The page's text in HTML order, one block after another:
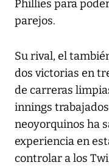
Phillies para
parejos.
Su rival, el
dos victorias en
de carreras
innings
neoyorquinos ha
experiencia en
controlar a los